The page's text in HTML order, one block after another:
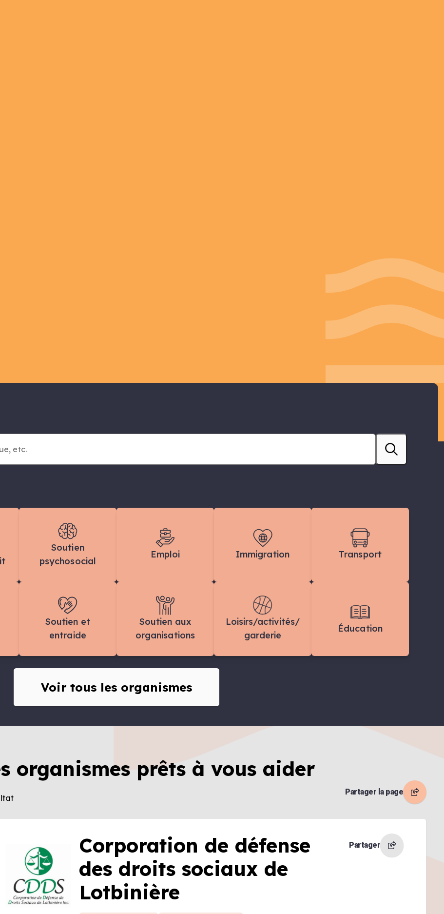
Soutien
psychosocial
Emploi Immigration Transport
Soutien et
entraide
Soutien aux
organisations
Loisirs/activités/
garderie
Éducation
Voir tous les organismes
organismes prêts à vous aider
Partager la page
Corporation de défense
des droits sociaux de
Lotbinière
Partager